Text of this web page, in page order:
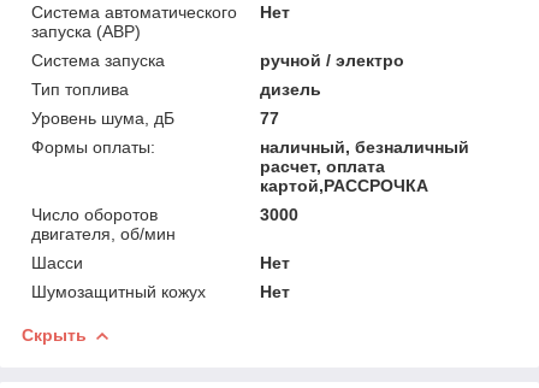
Система автоматического
запуска (АВР)
Нет
Система запуска
ручной / электро
Тип топлива
дизель
Уровень шума, дБ
77
Формы оплаты:
наличный, безналичный
расчет, оплата
картой,РАССРОЧКА
Число оборотов
двигателя, об/мин
3000
Шасси
Нет
Шумозащитный кожух
Нет
Скрыть